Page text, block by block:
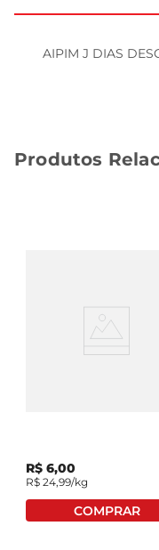
AIPIM J DIAS
Produtos
R$ 6,00
R$ 24,99/kg